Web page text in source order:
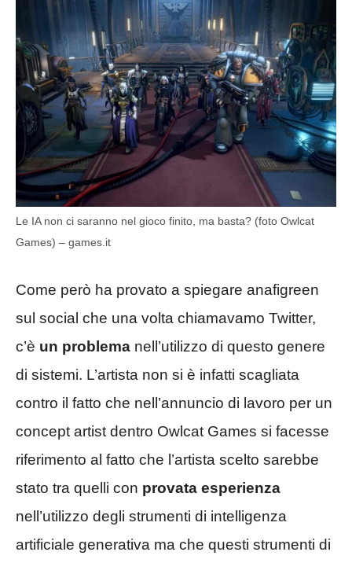
Le IA non ci saranno nel gioco finito, ma basta? (foto Owlcat
Games) – games.it
Come però ha provato a spiegare anafigreen
sul social che una volta chiamavamo Twitter,
c’è un problema nell’utilizzo di questo genere
di sistemi. L’artista non si è infatti scagliata
contro il fatto che nell’annuncio di lavoro per un
concept artist dentro Owlcat Games si facesse
riferimento al fatto che l’artista scelto sarebbe
stato tra quelli con provata esperienza
nell’utilizzo degli strumenti di intelligenza
artificiale generativa ma che questi strumenti di